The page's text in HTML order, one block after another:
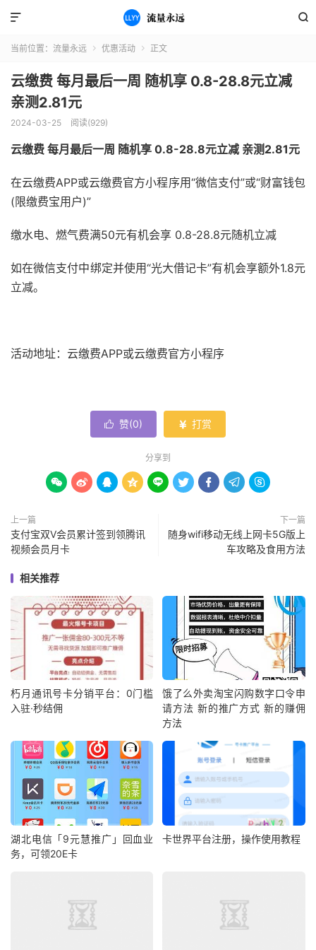


当前位置： 流量永远  优惠活动  正文
云缴费 每月最后一周 随机享 0.8-28.8元立减
亲测2.81元
2024-03-25 阅读(929)
云缴费 每月最后一周 随机享 0.8-28.8元立减 亲测2.81元
在云缴费APP或云缴费官方小程序用“微信支付”或“财富钱包
(限缴费宝用户)”
缴水电、燃气费满50元有机会享 0.8-28.8元随机立减
如在微信支付中绑定并使用“光大借记卡”有机会享额外1.8元
立减。
活动地址：云缴费APP或云缴费官方小程序
 赞(0)  打赏
分享到
        
上一篇
支付宝双V会员累计签到领腾讯
视频会员月卡
下一篇
随身wifi移动无线上网卡5G版上
车攻略及食用方法
相关推荐
朽月通讯号卡分销平台：0门槛
入驻·秒结佣
饿了么外卖淘宝闪购数字口令申
请方法 新的推广方式 新的赚佣
方法
湖北电信「9元慧推广」回血业
务，可领20E卡
卡世界平台注册，操作使用教程